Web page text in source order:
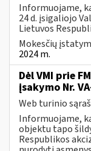
Informuojame,
24 d. įsigaliojo
Lietuvos
Mokesčių
2024 m.
Dėl VMI prie
įsakymo Nr.
Web turinio
Informuojame,
objektu tapo
Respublikos